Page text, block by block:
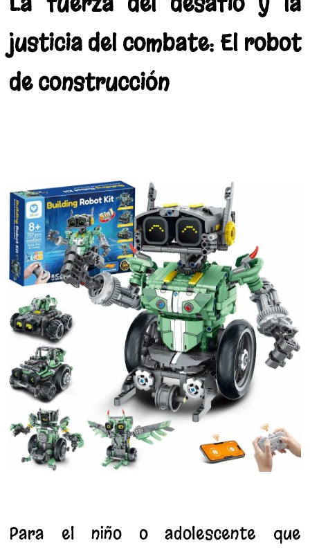
justicia del combate: El robot
de construcción
Para el niño o adolescente que